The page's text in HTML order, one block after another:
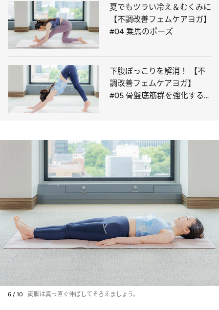
夏でもツラい冷え＆むくみに
【不調改善フェムケアヨガ】
#04 乗馬のポーズ
下腹ぽっこりを解消！ 【不
調改善フェムケアヨガ】
#05 骨盤底筋群を強化する
6 / 10 両脚は真っ直ぐ伸ばしてそろえましょう。